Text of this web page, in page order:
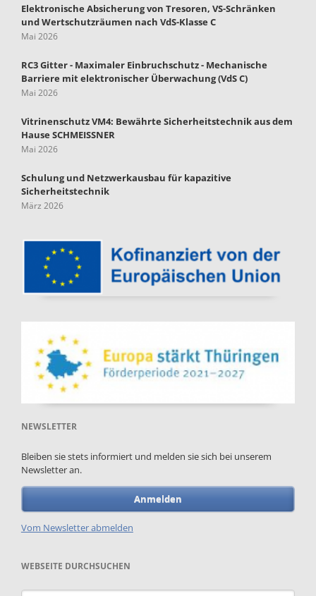
Elektronische Absicherung von Tresoren, VS-Schränken
und Wertschutzräumen nach VdS-Klasse C
Mai 2026
RC3 Gitter - Maximaler Einbruchschutz - Mechanische
Barriere mit elektronischer Überwachung (VdS C)
Mai 2026
Vitrinenschutz VM4: Bewährte Sicherheitstechnik aus dem
Hause SCHMEISSNER
Mai 2026
Schulung und Netzwerkausbau für kapazitive
Sicherheitstechnik
März 2026
NEWSLETTER
Bleiben sie stets informiert und melden sie sich bei unserem
Newsletter an.
Anmelden
Vom Newsletter abmelden
WEBSEITE DURCHSUCHEN